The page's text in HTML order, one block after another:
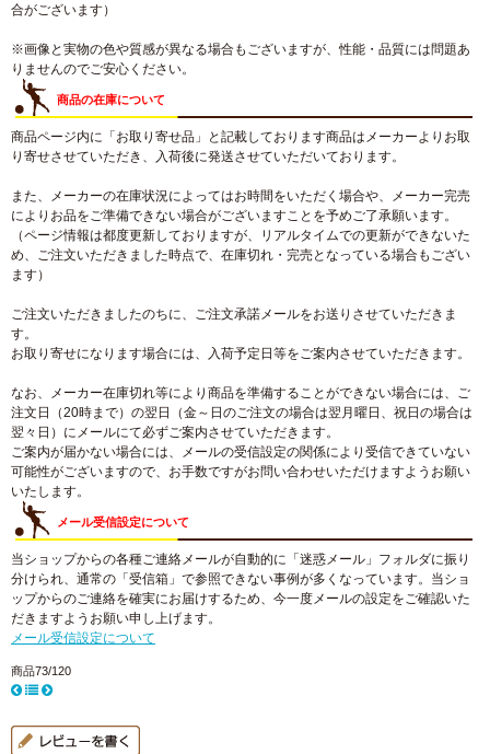
合がございます）
※画像と実物の色や質感が異なる場合もございますが、性能・品質には問題あ
りませんのでご安心ください。
商品の在庫について
商品ページ内に「お取り寄せ品」と記載しております商品はメーカーよりお取
り寄せさせていただき、入荷後に発送させていただいております。
また、メーカーの在庫状況によってはお時間をいただく場合や、メーカー完売
によりお品をご準備できない場合がございますことを予めご了承願います。
（ページ情報は都度更新しておりますが、リアルタイムでの更新ができないた
め、ご注文いただきました時点で、在庫切れ・完売となっている場合もござい
ます）
ご注文いただきましたのちに、ご注文承諾メールをお送りさせていただきま
す。
お取り寄せになります場合には、入荷予定日等をご案内させていただきます。
なお、メーカー在庫切れ等により商品を準備することができない場合には、ご
注文日（20時まで）の翌日（金～日のご注文の場合は翌月曜日、祝日の場合は
翌々日）にメールにて必ずご案内させていただきます。
ご案内が届かない場合には、メールの受信設定の関係により受信できていない
可能性がございますので、お手数ですがお問い合わせいただけますようお願い
いたします。
メール受信設定について
当ショップからの各種ご連絡メールが自動的に「迷惑メール」フォルダに振り
分けられ、通常の「受信箱」で参照できない事例が多くなっています。当ショ
ップからのご連絡を確実にお届けするため、今一度メールの設定をご確認いた
だきますようお願い申し上げます。
メール受信設定について
商品73/120